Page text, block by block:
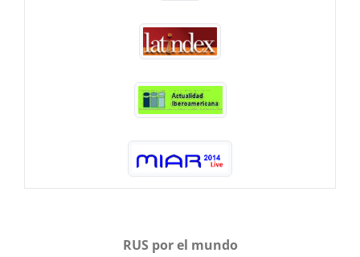
RUS por el mundo